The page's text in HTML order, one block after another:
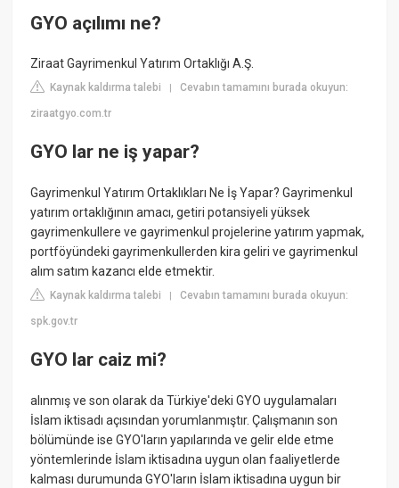
GYO açılımı ne?
Ziraat Gayrimenkul Yatırım Ortaklığı A.Ş.
Kaynak kaldırma talebi |Cevabın tamamını burada okuyun:
ziraatgyo.com.tr
GYO lar ne iş yapar?
Gayrimenkul Yatırım Ortaklıkları Ne İş Yapar? Gayrimenkul
yatırım ortaklığının amacı, getiri potansiyeli yüksek
gayrimenkullere ve gayrimenkul projelerine yatırım yapmak,
portföyündeki gayrimenkullerden kira geliri ve gayrimenkul
alım satım kazancı elde etmektir.
Kaynak kaldırma talebi |Cevabın tamamını burada okuyun:
spk.gov.tr
GYO lar caiz mi?
alınmış ve son olarak da Türkiye'deki GYO uygulamaları
İslam iktisadı açısından yorumlanmıştır. Çalışmanın son
bölümünde ise GYO'ların yapılarında ve gelir elde etme
yöntemlerinde İslam iktisadına uygun olan faaliyetlerde
kalması durumunda GYO'ların İslam iktisadına uygun bir